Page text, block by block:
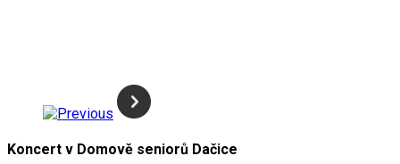
Koncert v Domově seniorů Dačice